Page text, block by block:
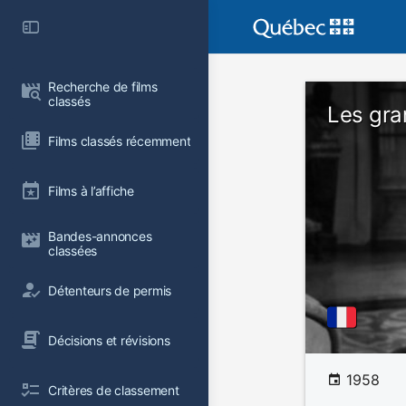
Recherche de films
classés
Films classés récemment
Films à l’affiche
Bandes-annonces
classées
Détenteurs de permis
Décisions et révisions
Critères de classement
Les
1958